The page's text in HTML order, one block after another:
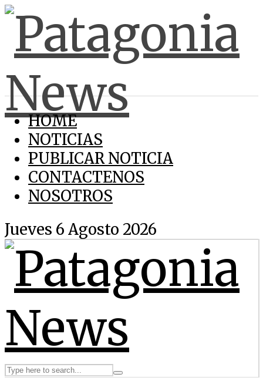
HOME
NOTICIAS
PUBLICAR NOTICIA
CONTACTENOS
NOSOTROS
Jueves 6 Agosto 2026